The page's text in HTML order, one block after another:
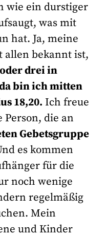
wie ein durstiger
was mit
hat. Ja, meine
allen bekannt ist,
drei in
bin ich mitten
18,20. Ich freue
Person, die an
Gebetsgruppe
es kommen
für die
noch wenige
regelmäßig
Mein
und Kinder